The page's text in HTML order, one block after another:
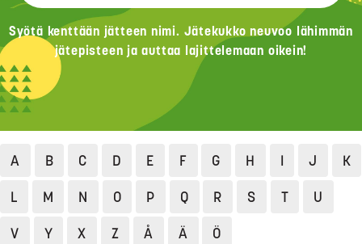
Syötä kenttään jätteen nimi. Jätekukko neuvoo lähimmän
jätepisteen ja auttaa lajittelemaan oikein!
A B C D E F G H I J
K
L
M N O P Q R S T
U
V
Y X Z Å Ä Ö